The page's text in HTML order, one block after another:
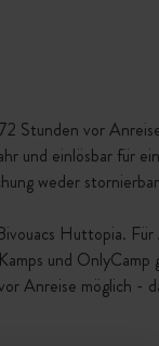
Stunden vor
und einlösbar für
weder
Huttopia.
und OnlyCamp
Anreise möglich -